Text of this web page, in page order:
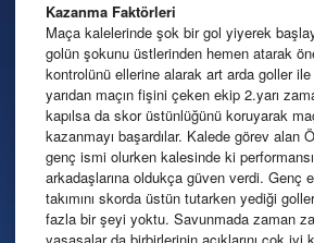
Kazanma Faktörleri
Maça kalelerinde şok bir gol yiyerek
golün şokunu üstlerinden hemen atarak
kontrolünü ellerine alarak art arda goller
yarıdan maçın fişini çeken ekip 2.yarı
kapılsa da skor üstünlüğünü koruyarak
kazanmayı başardılar. Kalede görev alan
genç ismi olurken kalesinde ki
arkadaşlarına oldukça güven verdi. Genç
takımını skorda üstün tutarken yediği
fazla bir şeyi yoktu. Savunmada zaman